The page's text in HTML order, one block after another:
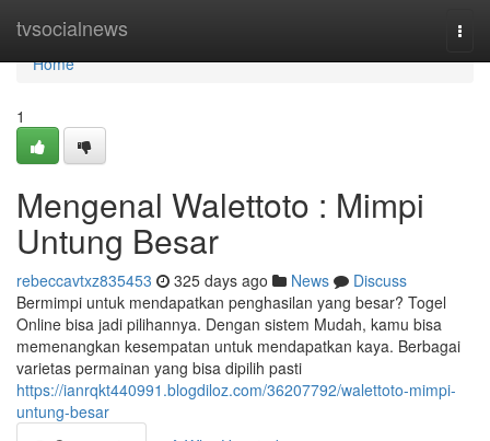
tvsocialnews
Home
Home
1
Mengenal Walettoto : Mimpi
Untung Besar
rebeccavtxz835453 325 days ago News
Discuss
Bermimpi untuk mendapatkan penghasilan yang besar? Togel
Online bisa jadi pilihannya. Dengan sistem Mudah, kamu bisa
memenangkan kesempatan untuk mendapatkan kaya. Berbagai
varietas permainan yang bisa dipilih pasti
https://ianrqkt440991.blogdiloz.com/36207792/walettoto-mimpi-
untung-besar